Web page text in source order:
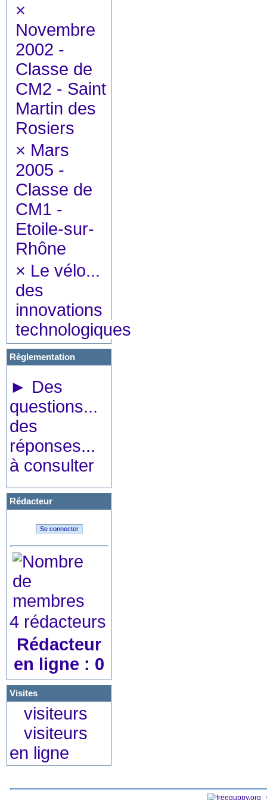
×
Novembre
2002 -
Classe de
CM2 - Saint
Martin des
Rosiers
× Mars
2005 -
Classe de
CM1 -
Etoile-sur-
Rhône
× Le vélo...
des
innovations
technologiques
Règlementation
► Des
questions...
des
réponses...
à consulter
Rédacteur
4 rédacteurs
Rédacteur
en ligne : 0
Visites
visiteurs
visiteurs
en ligne